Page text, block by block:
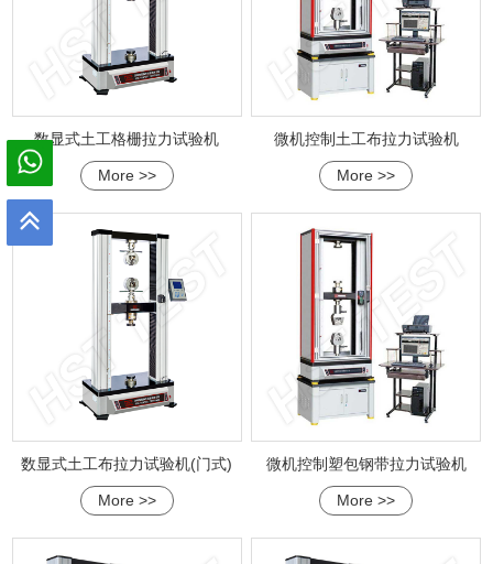
数显式土工格栅拉力试验机
More >>
微机控制土工布拉力试验机
More >>
数显式土工布拉力试验机(门式)
More >>
微机控制塑包钢带拉力试验机
More >>